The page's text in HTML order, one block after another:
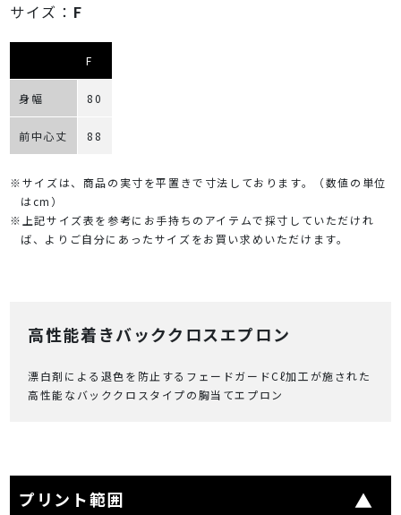
サイズ： F
F
身幅 80
前中心丈 88
※サイズは、商品の実寸を平置きで寸法しております。（数値の単位
はcm）
※上記サイズ表を参考にお手持ちのアイテムで採寸していただけれ
ば、よりご自分にあったサイズをお買い求めいただけます。
高性能着きバッククロスエプロン
漂白剤による退色を防止するフェードガードCℓ加工が施された
高性能なバッククロスタイプの胸当てエプロン
プリント範囲